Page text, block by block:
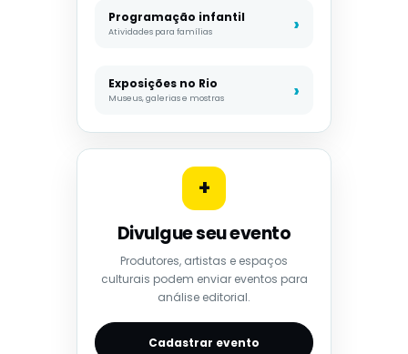
Programação infantil
Atividades para famílias
Exposições no Rio
Museus, galerias e mostras
+
Divulgue seu evento
Produtores, artistas e espaços
culturais podem enviar eventos para
análise editorial.
Cadastrar evento